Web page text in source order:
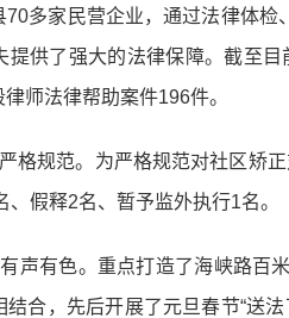
70多家民营企业，通过法律体
提供了强大的法律保障。截至
师法律帮助案件196件。
格规范。为严格规范对社区矫
假释2名、暂予监外执行1名。
声有色。重点打造了海峡路百
合，先后开展了元旦春节“送